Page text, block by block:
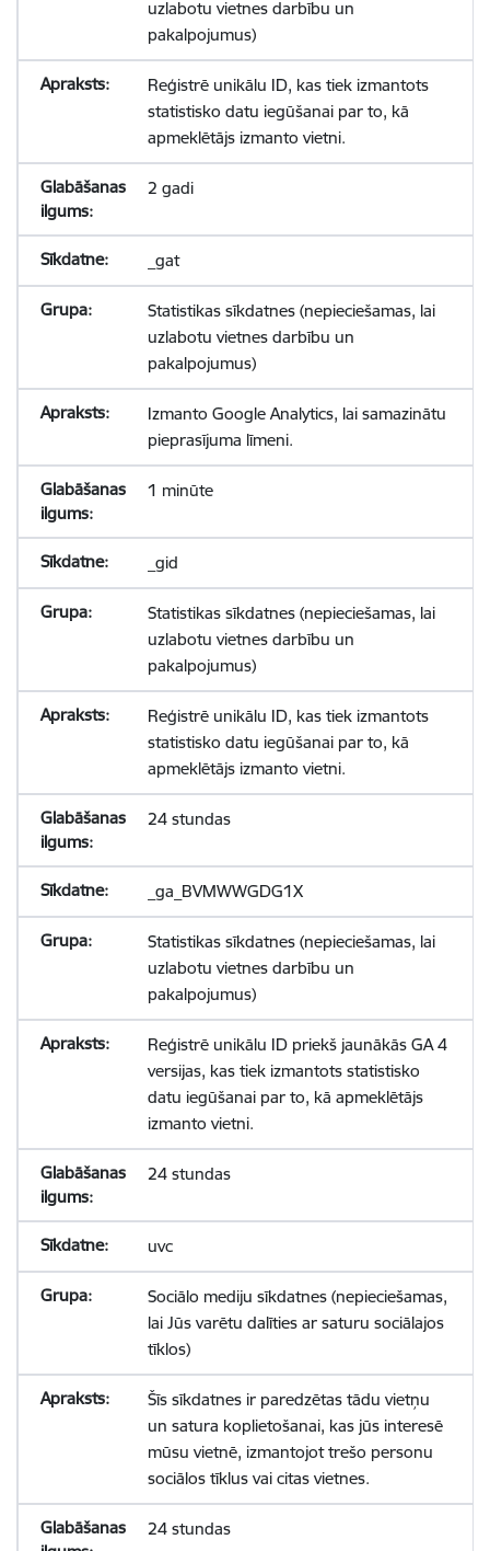
uzlabotu vietnes darbību un
pakalpojumus)
Reģistrē unikālu ID, kas tiek izmantots
statistisko datu iegūšanai par to, kā
apmeklētājs izmanto vietni.
2 gadi
_gat
Statistikas sīkdatnes (nepieciešamas, lai
uzlabotu vietnes darbību un
pakalpojumus)
Izmanto Google Analytics, lai samazinātu
pieprasījuma līmeni.
1 minūte
_gid
Statistikas sīkdatnes (nepieciešamas, lai
uzlabotu vietnes darbību un
pakalpojumus)
Reģistrē unikālu ID, kas tiek izmantots
statistisko datu iegūšanai par to, kā
apmeklētājs izmanto vietni.
24 stundas
_ga_BVMWWGDG1X
Statistikas sīkdatnes (nepieciešamas, lai
uzlabotu vietnes darbību un
pakalpojumus)
Reģistrē unikālu ID priekš jaunākās GA 4
versijas, kas tiek izmantots statistisko
datu iegūšanai par to, kā apmeklētājs
izmanto vietni.
24 stundas
uvc
Sociālo mediju sīkdatnes (nepieciešamas,
lai Jūs varētu dalīties ar saturu sociālajos
tīklos)
Šīs sīkdatnes ir paredzētas tādu vietņu
un satura koplietošanai, kas jūs interesē
mūsu vietnē, izmantojot trešo personu
sociālos tīklus vai citas vietnes.
24 stundas